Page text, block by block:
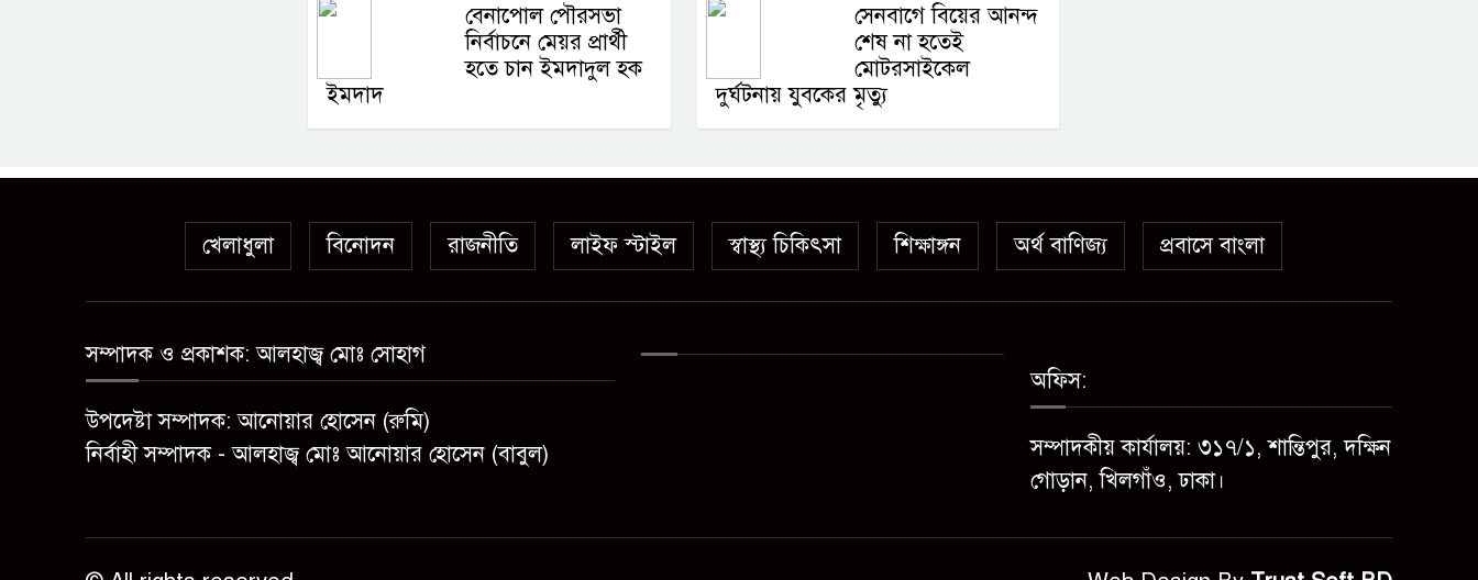
বেনাপোল পৌরসভা
নির্বাচনে মেয়র প্রার্থী
হতে চান ইমদাদুল হক
ইমদাদ
সেনবাগে বিয়ের আনন্দ
শেষ না হতেই
মোটরসাইকেল
দুর্ঘটনায় যুবকের মৃত্যু
খেলাধুলা বিনোদন রাজনীতি লাইফ স্টাইল স্বাস্থ্য চিকিৎসা শিক্ষাঙ্গন অর্থ বাণিজ্য প্রবাসে বাংলা
সম্পাদক ও প্রকাশক: আলহাজ্ব মোঃ সোহাগ
উপদেষ্টা সম্পাদক: আনোয়ার হোসেন (রুমি)
নির্বাহী সম্পাদক - আলহাজ্ব মোঃ আনোয়ার হোসেন (বাবুল)
অফিস:
সম্পাদকীয় কার্যালয়: ৩১৭/১, শান্তিপুর, দক্ষিন
গোড়ান, খিলগাঁও, ঢাকা।